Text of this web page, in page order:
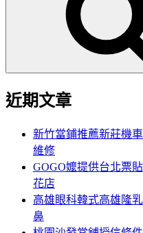
近期文章
新竹當鋪推薦新莊機
維修
GOGO嬤提供台北票
花店
高雄眼科韓式高雄隆
鼻